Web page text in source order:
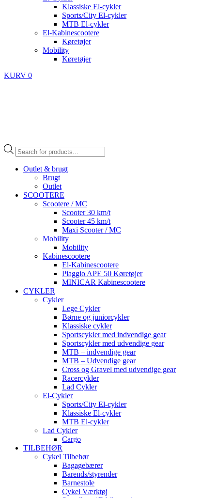
Klassiske El-cykler
Sports/City El-cykler
MTB El-cykler
El-Kabinescootere
Køretøjer
Mobility
Køretøjer
KURV 0
Products
search
Outlet & brugt
Brugt
Outlet
SCOOTERE
Scootere / MC
Scooter 30 km/t
Scooter 45 km/t
Maxi Scooter / MC
Mobility
Mobility
Kabinescootere
El-Kabinescootere
Piaggio APE 50 Køretøjer
MINICAR Kabinescootere
CYKLER
Cykler
Lege Cykler
Børne og juniorcykler
Klassiske cykler
Sportscykler med indvendige gear
Sportscykler med udvendige gear
MTB – indvendige gear
MTB – Udvendige gear
Cross og Gravel med udvendige gear
Racercykler
Lad Cykler
El-Cykler
Sports/City El-cykler
Klassiske El-cykler
MTB El-cykler
Lad Cykler
Cargo
TILBEHØR
Cykel Tilbehør
Bagagebærer
Barends/styrender
Barnestole
Cykel Værktøj